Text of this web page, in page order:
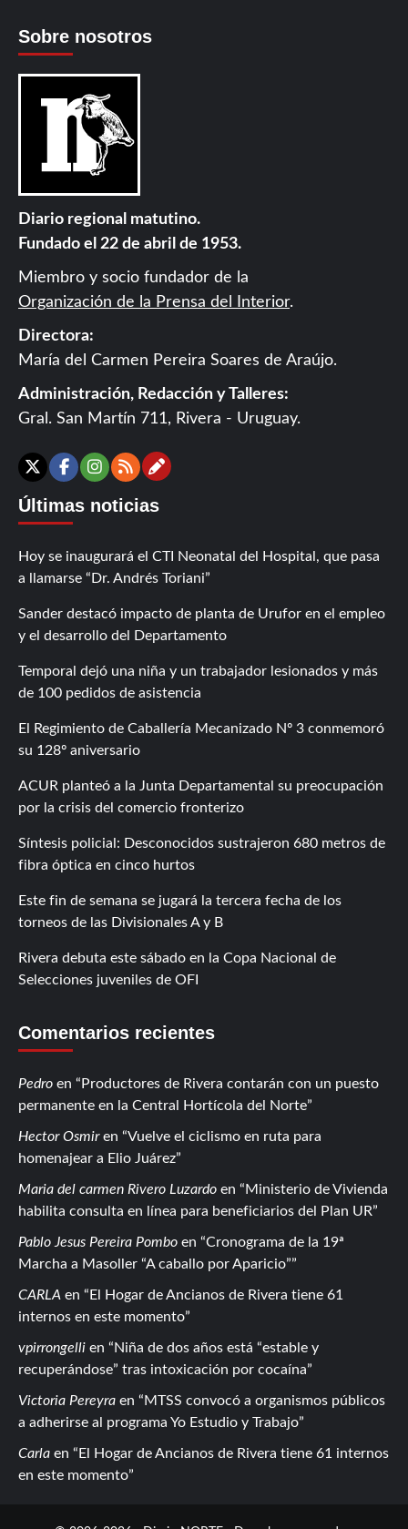
Sobre nosotros
Diario regional matutino.
Fundado el 22 de abril de 1953.
Miembro y socio fundador de la
Organización de la Prensa del Interior.
Directora:
María del Carmen Pereira Soares de Araújo.
Administración, Redacción y Talleres:
Gral. San Martín 711, Rivera - Uruguay.
X Facebook
Instagram
RSSContáctanos
Últimas noticias
Hoy se inaugurará el CTI Neonatal del Hospital, que pasa
a llamarse “Dr. Andrés Toriani”
Sander destacó impacto de planta de Urufor en el empleo
y el desarrollo del Departamento
Temporal dejó una niña y un trabajador lesionados y más
de 100 pedidos de asistencia
El Regimiento de Caballería Mecanizado Nº 3 conmemoró
su 128º aniversario
ACUR planteó a la Junta Departamental su preocupación
por la crisis del comercio fronterizo
Síntesis policial: Desconocidos sustrajeron 680 metros de
fibra óptica en cinco hurtos
Este fin de semana se jugará la tercera fecha de los
torneos de las Divisionales A y B
Rivera debuta este sábado en la Copa Nacional de
Selecciones juveniles de OFI
Comentarios recientes
Pedro en
Productores de Rivera contarán con un puesto
permanente en la Central Hortícola del Norte
Hector Osmiren
Vuelve el ciclismo en ruta para
homenajear a Elio Juárez
Maria del carmen Rivero Luzardo en
Ministerio de Vivienda
habilita consulta en línea para beneficiarios del Plan UR
Pablo Jesus Pereira Pombo en
Cronograma de la 19ª
Marcha a Masoller “A caballo por Aparicio”
CARLA en
El Hogar de Ancianos de Rivera tiene 61
internos en este momento
vpirrongelli en
Niña de dos años está “estable y
recuperándose” tras intoxicación por cocaína
Victoria Pereyra en
MTSS convocó a organismos públicos
a adherirse al programa Yo Estudio y Trabajo
Carla en
El Hogar de Ancianos de Rivera tiene 61 internos
en este momento